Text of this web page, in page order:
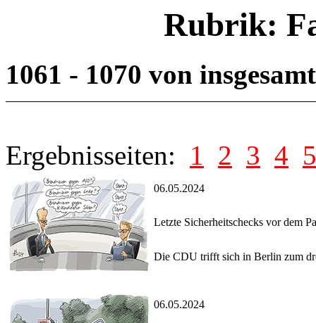
Rubrik:
1061 - 1070 von
Ergebnisseiten: 1 2 3 4 5
06.05.2024
Letzte Sicherheitschecks vor dem
Die CDU trifft sich in Berlin zum
06.05.2024